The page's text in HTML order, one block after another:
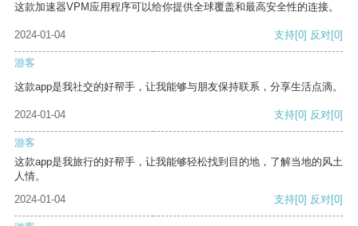
这款加速器VPM应用程序可以给你提供全球覆盖和最高安全性的连接。
2024-01-04 支持[0] 反对[0]
游客
这款app是我社交的好帮手，让我能够与朋友保持联系，分享生活点滴。
2024-01-04 支持[0] 反对[0]
游客
这款app是我旅行的好帮手，让我能够轻松找到目的地，了解当地的风土
人情。
2024-01-04
支持[0] 反对[0]